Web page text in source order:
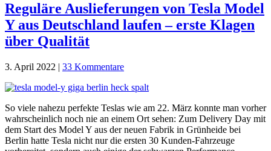
Reguläre Auslieferungen von Tesla Model
Y aus Deutschland laufen – erste Klagen
über Qualität
3. April 2022 | 33 Kommentare
So viele nahezu perfekte Teslas wie am 22. März konnte man vorher
wahrscheinlich noch nie an einem Ort sehen: Zum Delivery Day mit
dem Start des Model Y aus der neuen Fabrik in Grünheide bei
Berlin hatte Tesla nicht nur die ersten 30 Kunden-Fahrzeuge